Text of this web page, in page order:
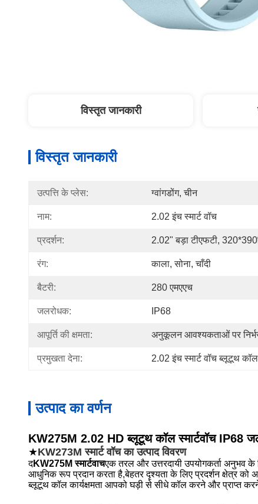
विस्तृत जानकारी
विस्तृत जानकारी
उत्पत्ति के प्लेस: ग्वांगडोंग, चीन
नाम: 2.02 इंच स्मार्ट वॉच
प्रदर्शन: 2.02" बड़ा टीएफटी,
रंग: काला, सोना, चाँदी
बैटरी: 280 एमएएच
जलरोधक: IP68
आपूर्ति की क्षमता: अनुकूलन आवश्यकताओं पर
प्रमुखता देना: 2.02 इंच स्मार्ट वॉच ब्लूटूथ कॉल
उत्पाद का वर्णन
KW275M 2.02 HD ब्लूटूथ कॉल स्मार्टवॉच IP68
★KW273M स्मार्ट वॉच का उत्पाद विवरण
दKW275M स्मार्टवाचएक तरल और उत्तरदायी उपयोगकर्ता अनुभव
आधुनिक रूप प्रदान करता है,बेहतर दृश्यता के लिए प्रदर्शन क्षेत्र को
ब्लूटूथ कॉल कार्यक्षमता आपको घड़ी से सीधे कॉल करने और प्राप्त